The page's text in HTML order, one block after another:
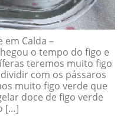
em Calda –
o tempo do figo e
teremos muito figo
com os pássaros
muito figo verde que
doce de figo verde
[…]